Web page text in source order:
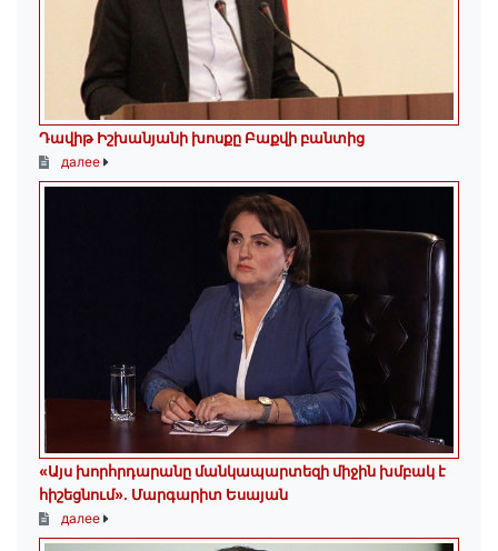
Դավիթ Իշխանյանի խոսքը Բաքվի բանտից
далее
«Այս խորհրդարանը մանկապարտեզի միջին խմբակ է
հիշեցնում»․ Մարգարիտ Եսայան
далее